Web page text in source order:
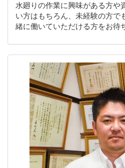
水廻りの作業に興味がある方や
い方はもちろん、未経験の方で
緒に働いていただける方をお待